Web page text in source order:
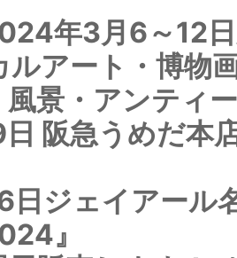
年3月6～12
ルアート・博物
景・アンティー
阪急うめだ本
ジェイアール
』